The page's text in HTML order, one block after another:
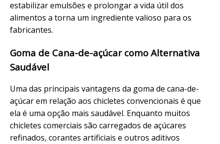
estabilizar emulsões e prolongar a vida útil dos
alimentos a torna um ingrediente valioso para os
fabricantes.
Goma de Cana-de-açúcar como Alternativa
Saudável
Uma das principais vantagens da goma de cana-de-
açúcar em relação aos chicletes convencionais é que
ela é uma opção mais saudável. Enquanto muitos
chicletes comerciais são carregados de açúcares
refinados, corantes artificiais e outros aditivos